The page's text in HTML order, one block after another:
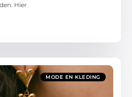
Hier
MODE EN KLEDING